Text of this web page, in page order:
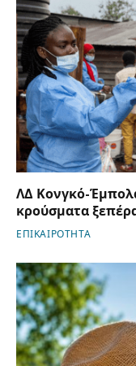
ΛΔ Κονγκό-
κρούσματα
ΕΠΙΚΑΙΡΟΤΗΤΑ